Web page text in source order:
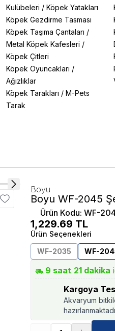
Kulübeleri /Köpek Yatakları
Köpek Gezdirme Tasması
Köpek Taşıma Çantaları /
Metal Köpek Kafesleri /
Köpek Çitleri
Köpek Oyuncakları /
Ağızlıklar
Köpek Tarakları /M-Pets
Tarak
Boyu
Boyu WF-2045
Ürün Kodu:WF-
1,229.69 TL
Ürün Seçenekleri
WF-2035
WF-
9 saat 21 dakika
Kargoya
Akvaryum